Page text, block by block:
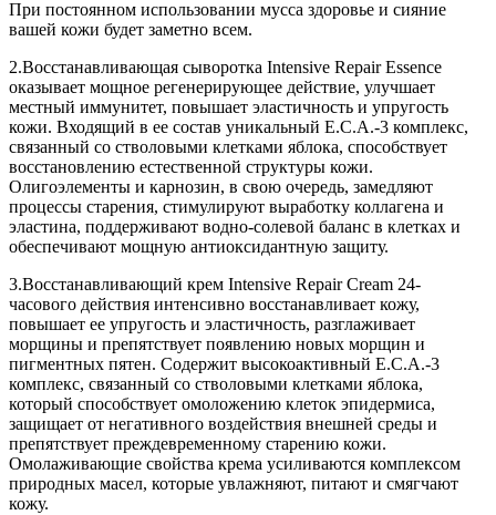
При постоянном использовании мусса здоровье и сияние
вашей кожи будет заметно всем.
2.Восстанавливающая сыворотка Intensive Repair Essence
оказывает мощное регенерирующее действие, улучшает
местный иммунитет, повышает эластичность и упругость
кожи. Входящий в ее состав уникальный E.C.A.-3 комплекс,
связанный со стволовыми клетками яблока, способствует
восстановлению естественной структуры кожи.
Олигоэлементы и карнозин, в свою очередь, замедляют
процессы старения, стимулируют выработку коллагена и
эластина, поддерживают водно-солевой баланс в клетках и
обеспечивают мощную антиоксидантную защиту.
3.Восстанавливающий крем Intensive Repair Cream 24-
часового действия интенсивно восстанавливает кожу,
повышает ее упругость и эластичность, разглаживает
морщины и препятствует появлению новых морщин и
пигментных пятен. Содержит высокоактивный E.C.A.-3
комплекс, связанный со стволовыми клетками яблока,
который способствует омоложению клеток эпидермиса,
защищает от негативного воздействия внешней среды и
препятствует преждевременному старению кожи.
Омолаживающие свойства крема усиливаются комплексом
природных масел, которые увлажняют, питают и смягчают
кожу.